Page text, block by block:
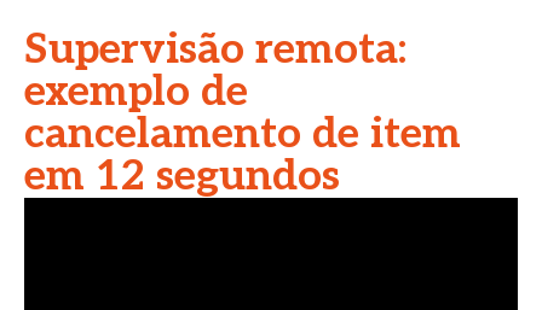
Supervisão remota:
exemplo de
cancelamento de item
em 12 segundos